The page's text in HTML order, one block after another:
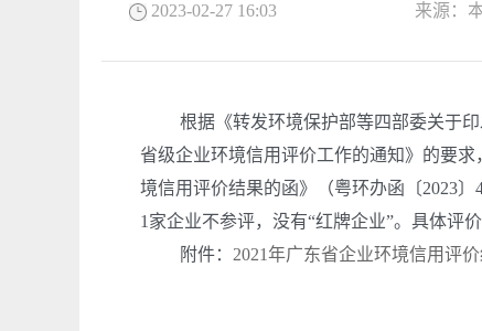
2023-02-27 16:03 来源：
根据《转发环境保护部等四部委关于印
省级企业环境信用评价工作的通知》的要
境信用评价结果的函》（粤环办函〔2023〕
1家企业不参评，没有“红牌企业”。具体评价
附件： 2021年广东省企业环境信用评
汕头市生态